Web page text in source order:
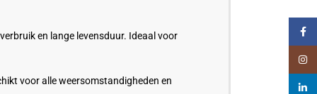
en lange levensduur. Ideaal voor
voor alle weersomstandigheden en